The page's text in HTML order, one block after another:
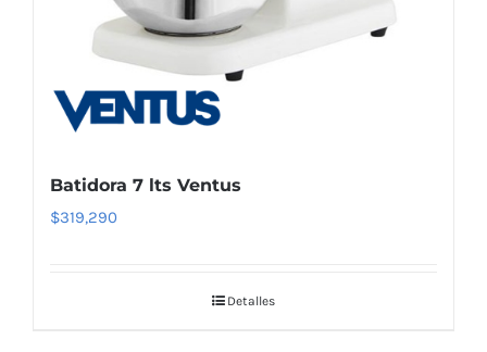
Batidora 7 lts Ventus
$319,290
Detalles